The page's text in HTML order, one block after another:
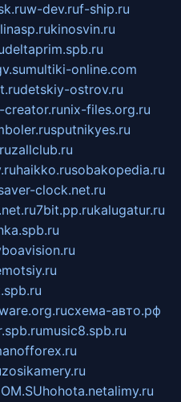
w-dev.ruf-ship.ru
kinosvin.ru
deltaprim.spb.ru
multiki-online.com
detskiy-ostrov.ru
creator.runix-files.org.ru
sputnikyes.ru
zallclub.ru
haikko.rusobakopedia.ru
clock.net.ru
7bit.pp.rukalugatur.ru
схема-авто.рф
music8.spb.ru
zosikamery.ru
hohota.netalimy.ru